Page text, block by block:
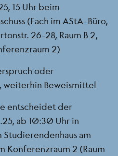
15 Uhr beim
(Fach im AStA-Büro,
26-28, Raum B 2,
2)
oder
weiterhin Beweismittel
entscheidet der
ab 10:30 Uhr in
am
Konferenzraum 2 (Raum